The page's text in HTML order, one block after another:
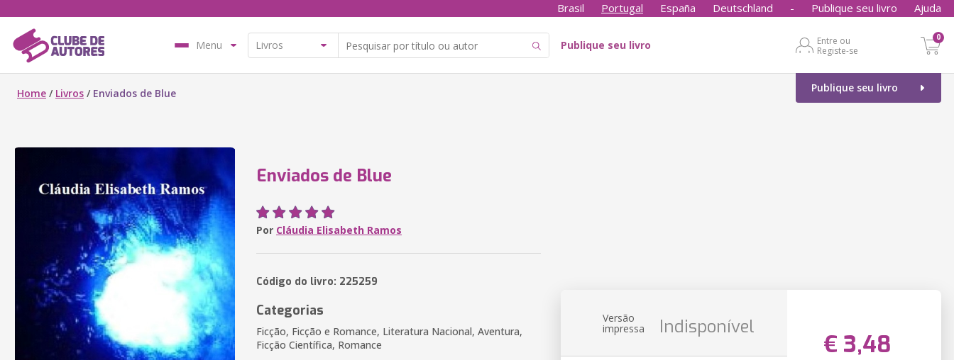
Brasil Portugal España Deutschland - Publique seu livro Ajuda
Menu Publique seu livro
Entre ou
Registe-se
0
Publique seu livro
Home / Livros / Enviados de Blue
Enviados de Blue
Por Cláudia Elisabeth Ramos
Código do livro: 225259
Categorias
Ficção, Ficção e Romance, Literatura Nacional, Aventura,
Ficção Científica, Romance
Versão
impressa Indisponível
€ 3,48